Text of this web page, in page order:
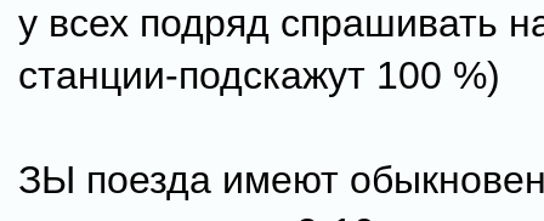
у всех подряд спрашивать
станции-подскажут 100 %)
ЗЫ поезда имеют